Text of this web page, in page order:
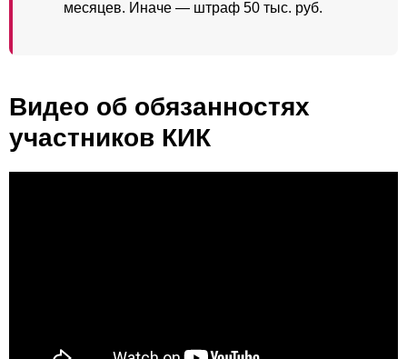
месяцев. Иначе — штраф 50 тыс. руб.
Видео об обязанностях
участников КИК